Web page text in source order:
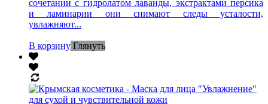
сочетании с гидролатом лаванды, экстрактами персика
и ламинарии они снимают следы усталости,
увлажняют...
В корзину Глянуть